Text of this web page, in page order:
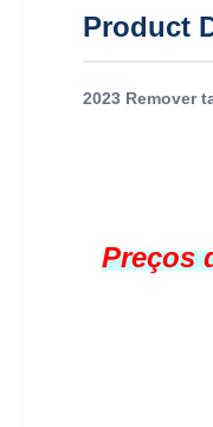
Product
2023 Remover
Preços